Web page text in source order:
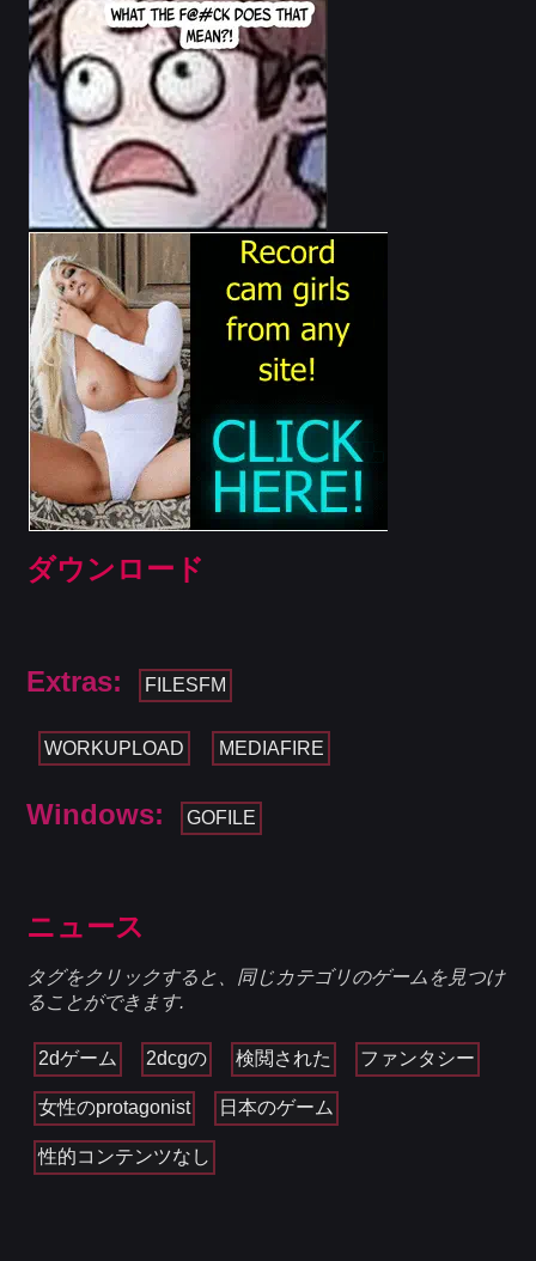
ダウンロード
Extras: FILESFM
WORKUPLOAD MEDIAFIRE
Windows: GOFILE
ニュース
タグをクリックすると、同じカテゴリのゲームを見つけ
ることができます.
2dゲーム 2dcgの 検閲された ファンタシー
女性のprotagonist 日本のゲーム
性的コンテンツなし